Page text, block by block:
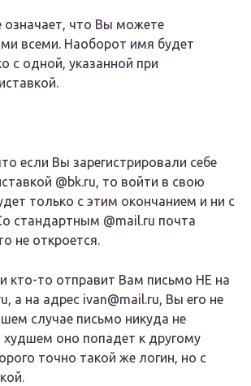
означает, что Вы можете
всеми. Наоборот имя будет
с одной, указанной при
если Вы зарегистрировали себе
@bk.ru, то войти в свою
только с этим окончанием и ни с
стандартным @mail.ru почта
не откроется.
кто-то отправит Вам письмо НЕ на
а на адрес ivan@mail.ru, Вы его не
случае письмо никуда не
худшем оно попадет к другому
точно такой же логин, но с